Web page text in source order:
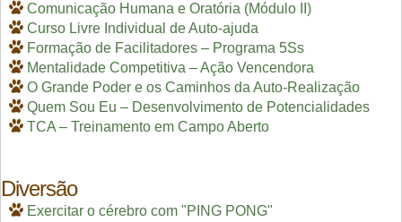
Comunicação Humana e Oratória (Módulo II)
Curso Livre Individual de Auto-ajuda
Formação de Facilitadores – Programa 5Ss
Mentalidade Competitiva – Ação Vencendora
O Grande Poder e os Caminhos da Auto-Realização
Quem Sou Eu – Desenvolvimento de Potencialidades
TCA – Treinamento em Campo Aberto
Diversão
Exercitar o cérebro com "PING PONG"